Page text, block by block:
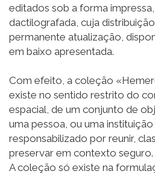
editados sob a forma
dactilografada, cuja
permanente atualização,
em baixo apresentada.
Com efeito, a coleção
existe no sentido restrito do
espacial, de um conjunto de
uma pessoa, ou uma
responsabilizado por reunir,
preservar em contexto seguro.
A coleção só existe na